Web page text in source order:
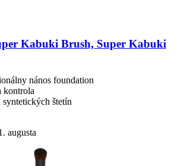
Kabuki Brush, Super Kabuki
nános foundation
kontrola
syntetických štetín
augusta